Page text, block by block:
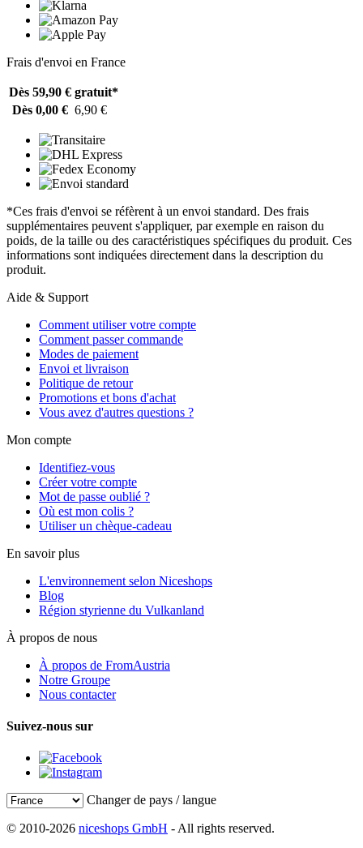
Frais d'envoi en France
Dès 59,90 € gratuit*
Dès 0,00 € 6,90 €
*Ces frais d'envoi se réfèrent à un envoi standard. Des frais
supplémentaires peuvent s'appliquer, par exemple en raison du
poids, de la taille ou des caractéristiques spécifiques du produit. Ces
informations sont indiquées directement dans la description du
produit.
Aide & Support
Comment utiliser votre compte
Comment passer commande
Modes de paiement
Envoi et livraison
Politique de retour
Promotions et bons d'achat
Vous avez d'autres questions ?
Mon compte
Identifiez-vous
Créer votre compte
Mot de passe oublié ?
Où est mon colis ?
Utiliser un chèque-cadeau
En savoir plus
L'environnement selon Niceshops
Blog
Région styrienne du Vulkanland
À propos de nous
À propos de FromAustria
Notre Groupe
Nous contacter
Suivez-nous sur
Changer de pays / langue
© 2010-2026 niceshops GmbH - All rights reserved.